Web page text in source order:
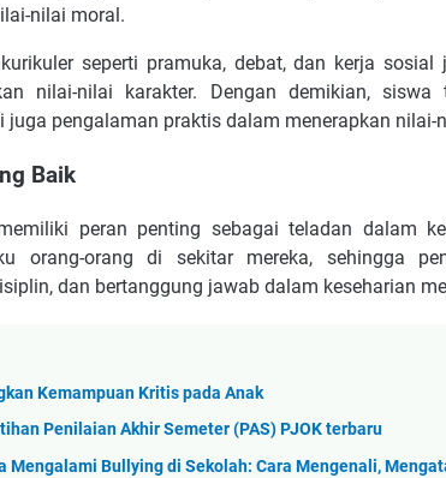
nilai moral.
seperti pramuka, debat, dan kerja
nilai-nilai karakter. Dengan demikian, siswa
juga pengalaman praktis dalam menerapkan nilai-
Baik
peran penting sebagai teladan dalam
orang-orang di sekitar mereka, sehingga
dan bertanggung jawab dalam keseharian
Kemampuan Kritis pada Anak
Penilaian Akhir Semeter (PAS) PJOK terbaru
Mengalami Bullying di Sekolah: Cara Mengenali,